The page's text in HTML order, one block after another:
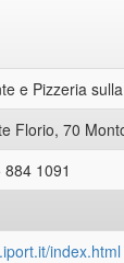
e Pizzeria
Florio, 70
1091
index.html